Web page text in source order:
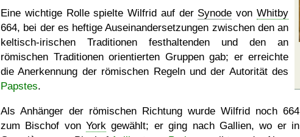
Eine wichtige Rolle spielte Wilfrid auf der Synode vonWhitby
664, bei der es heftige Auseinandersetzungen zwischen den an
keltisch-irischen Traditionen festhaltenden und den an
römischen Traditionen orientierten Gruppen gab; er erreichte
die Anerkennung der römischen Regeln und der Autorität des
Papstes.
Als Anhänger der römischen Richtung wurde Wilfrid noch 664
zum Bischof vonYork gewählt; er ging nach Gallien, wo er in